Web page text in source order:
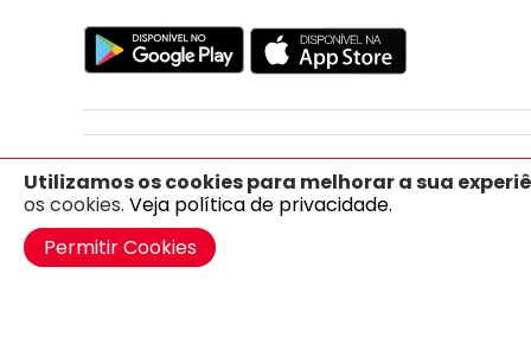
Utilizamos os cookies para melhorar a sua
os cookies. Veja política de privacidade.
Permitir Cookies
Índice: A - B - C - D - E